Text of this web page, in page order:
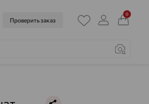
Проверить заказ
0